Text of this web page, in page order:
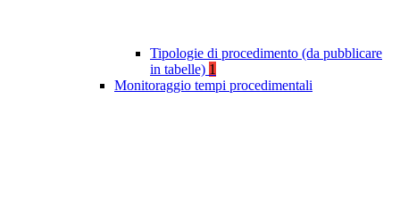
Tipologie di procedimento (da pubblicare
in tabelle) 1
Monitoraggio tempi procedimentali